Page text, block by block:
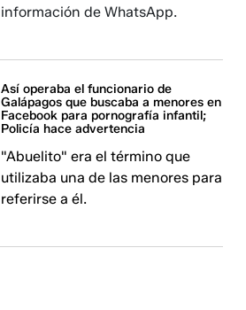
información de WhatsApp.
Así operaba el funcionario de
Galápagos que buscaba a menores en
Facebook para pornografía infantil;
Policía hace advertencia
"Abuelito" era el término que
utilizaba una de las menores para
referirse a él.